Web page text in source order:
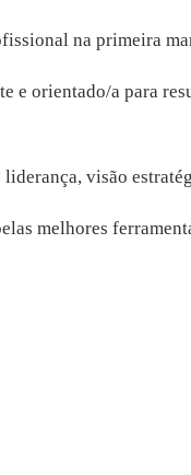
na primeira
e orientado/a para
visão
melhores